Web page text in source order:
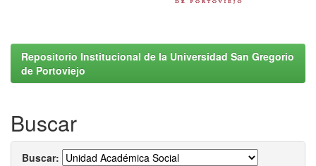
Repositorio Institucional de la Universidad San Gregorio
de Portoviejo
Buscar
Buscar: